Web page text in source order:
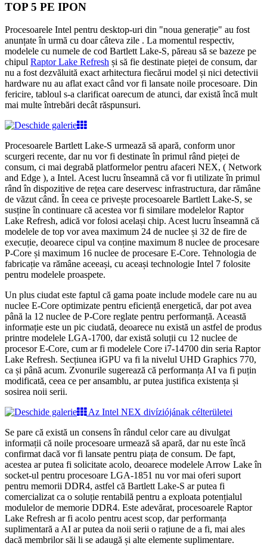
TOP 5 PE IPON
Procesoarele Intel pentru desktop-uri din "noua generație" au fost
anunțate în urmă cu doar câteva zile . La momentul respectiv,
modelele cu numele de cod Bartlett Lake-S, păreau să se bazeze pe
chipul Raptor Lake Refresh și să fie destinate pieței de consum, dar
nu a fost dezvăluită exact arhitectura fiecărui model și nici detectivii
hardware nu au aflat exact când vor fi lansate noile procesoare. Din
fericire, tabloul s-a clarificat oarecum de atunci, dar există încă mult
mai multe întrebări decât răspunsuri.
Procesoarele Bartlett Lake-S urmează să apară, conform unor
scurgeri recente, dar nu vor fi destinate în primul rând pieței de
consum, ci mai degrabă platformelor pentru afaceri NEX, ( Network
and Edge ), a Intel. Acest lucru înseamnă că vor fi utilizate în primul
rând în dispozitive de rețea care deservesc infrastructura, dar rămâne
de văzut când. În ceea ce privește procesoarele Bartlett Lake-S, se
susține în continuare că acestea vor fi similare modelelor Raptor
Lake Refresh, adică vor folosi același chip. Acest lucru înseamnă că
modelele de top vor avea maximum 24 de nuclee și 32 de fire de
execuție, deoarece cipul va conține maximum 8 nuclee de procesare
P-Core și maximum 16 nuclee de procesare E-Core. Tehnologia de
fabricație va rămâne aceeași, cu aceași technologie Intel 7 folosite
pentru modelele proaspete.
Un plus ciudat este faptul că gama poate include modele care nu au
nuclee E-Core optimizate pentru eficiență energetică, dar pot avea
până la 12 nuclee de P-Core reglate pentru performanță. Această
informație este un pic ciudată, deoarece nu există un astfel de produs
printre modelele LGA-1700, dar există soluții cu 12 nuclee de
procesor E-Core, cum ar fi modelele Core i7-14700 din seria Raptor
Lake Refresh. Secțiunea iGPU va fi la nivelul UHD Graphics 770,
ca și până acum. Zvonurile sugerează că performanța AI va fi puțin
modificată, ceea ce per ansamblu, ar putea justifica existența și
sosirea noii serii.
Az Intel NEX divíziójának célterületei
Se pare că există un consens în rândul celor care au divulgat
informații că noile procesoare urmează să apară, dar nu este încă
confirmat dacă vor fi lansate pentru piața de consum. De fapt,
acestea ar putea fi solicitate acolo, deoarece modelele Arrow Lake în
socket-ul pentru procesoare LGA-1851 nu vor mai oferi suport
pentru memorii DDR4, astfel că Bartlett Lake-S ar putea fi
comercializat ca o soluție rentabilă pentru a exploata potențialul
modulelor de memorie DDR4. Este adevărat, procesoarele Raptor
Lake Refresh ar fi acolo pentru acest scop, dar performanța
suplimentară a AI ar putea da noii serii o rațiune de a fi, mai ales
dacă membrilor săi li se adaugă și alte elemente suplimentare.